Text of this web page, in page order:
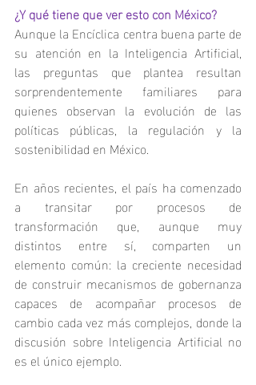
¿Y qué tiene que ver esto con México?
Aunque la Encíclica centra buena parte de
su atención en la Inteligencia Artificial,
las preguntas que plantea resultan
sorprendentemente familiares para
quienes observan la evolución de las
políticas públicas, la regulación y la
sostenibilidad en México.
En años recientes, el país ha comenzado
a transitar por procesos de
transformación que, aunque muy
distintos entre sí, comparten un
elemento común: la creciente necesidad
de construir mecanismos de gobernanza
capaces de acompañar procesos de
cambio cada vez más complejos, donde la
discusión sobre Inteligencia Artificial no
es el único ejemplo.